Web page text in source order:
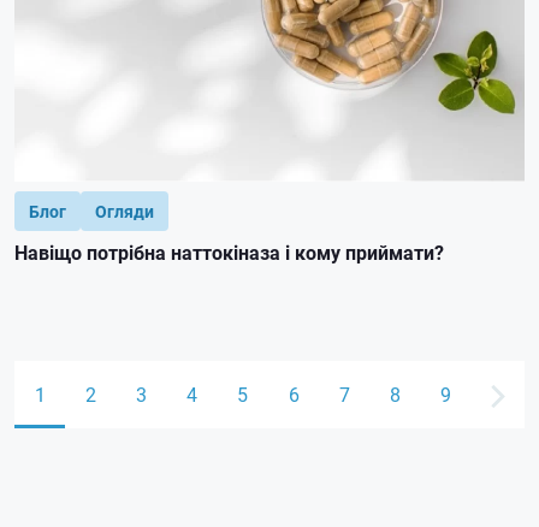
Блог Огляди
Навіщо потрібна наттокіназа і кому приймати?
1 2 3 4 5 6 7 8 9